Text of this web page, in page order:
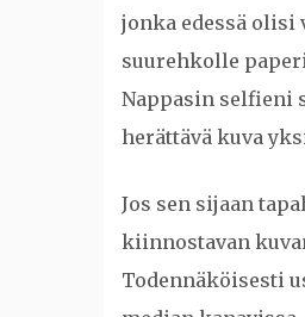
jonka edessä olisi
suurehkolle
Nappasin selfieni
herättävä kuva
Jos sen sijaan
kiinnostavan
Todennäköisesti